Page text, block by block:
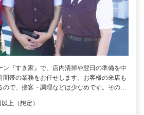
ン『すき家』で、店内清掃や翌日の準備を中
間帯の業務をお任せします。お客様の来店も
ので、接客・調理などは少なめです。その…
上（想定）